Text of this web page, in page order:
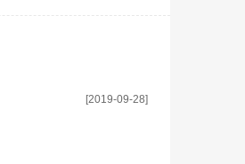
[2019-09-28]